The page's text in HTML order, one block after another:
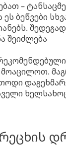
–
ბეწვები
შეიძლება
მოაცილოთ.